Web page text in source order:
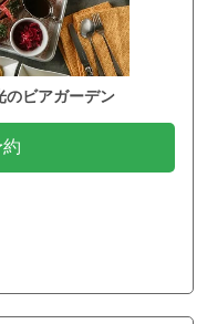
のビアガーデン